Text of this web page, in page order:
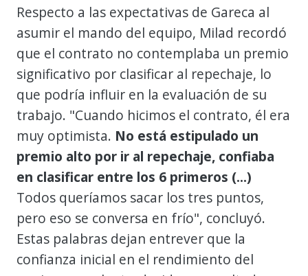
Respecto a las expectativas de Gareca al
asumir el mando del equipo, Milad recordó
que el contrato no contemplaba un premio
significativo por clasificar al repechaje, lo
que podría influir en la evaluación de su
trabajo. "Cuando hicimos el contrato, él era
muy optimista. No está estipulado un
premio alto por ir al repechaje, confiaba
en clasificar entre los 6 primeros (...)
Todos queríamos sacar los tres puntos,
pero eso se conversa en frío", concluyó.
Estas palabras dejan entrever que la
confianza inicial en el rendimiento del